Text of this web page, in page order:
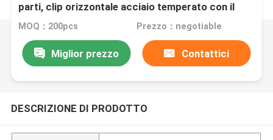
parti, clip orizzontale acciaio temperato con il
foro della sospensione
MOQ：200pcs Prezzo：negotiable
Miglior prezzo Contattici
DESCRIZIONE DI PRODOTTO